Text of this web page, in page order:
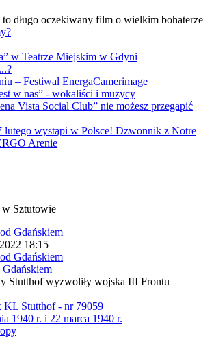
to długo oczekiwany film o wielkim bohaterze
w Teatrze Miejskim w Gdyni
– Festiwal EnergaCamerimage
w nas” - wokaliści i muzycy
Vista Social Club” nie możesz przegapić
wystąpi w Polsce! Dzwonnik z Notre
Arenie
18:15
Stutthof wyzwoliły wojska III Frontu
KL Stutthof - nr 79059
1940 r. i 22 marca 1940 r.